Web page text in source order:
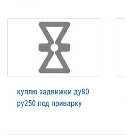
куплю задвижки ду80
ру250 под приварку